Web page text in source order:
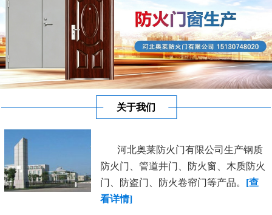
关于我们
河北奥莱防火门有限公司生产钢质
防火门、管道井门、防火窗、木质防火
门、防盗门、防火卷帘门等产品。 [查
看详情]